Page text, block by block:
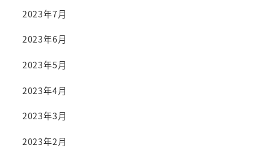
2023年7月
2023年6月
2023年5月
2023年4月
2023年3月
2023年2月